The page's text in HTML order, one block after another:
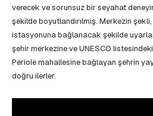
verecek ve sorunsuz bir seyahat
şekilde boyutlandırılmış. Merkezin
istasyonuna bağlanacak şekilde
şehir merkezine ve UNESCO
Périole mahallesine bağlayan şehrin
doğru ilerler.